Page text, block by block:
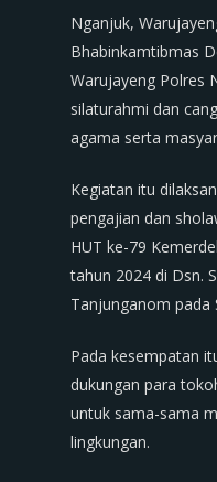
Nganjuk,
Bhabinkamtibmas
Warujayeng Polres
silaturahmi dan
agama serta
Kegiatan itu
pengajian dan
HUT ke-79
tahun 2024 di Dsn.
Tanjunganom pada
Pada kesempatan
dukungan para
untuk sama-sama
lingkungan.